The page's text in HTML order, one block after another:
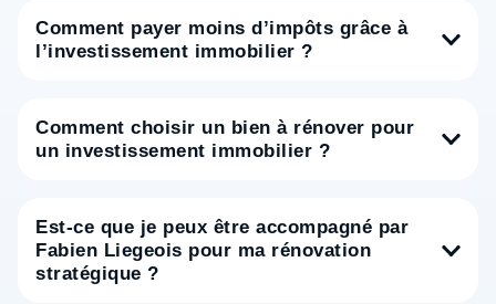
Comment payer moins d’impôts grâce à
l’investissement immobilier ?
Comment choisir un bien à rénover pour
un investissement immobilier ?
Est-ce que je peux être accompagné par
Fabien Liegeois pour ma rénovation
stratégique ?